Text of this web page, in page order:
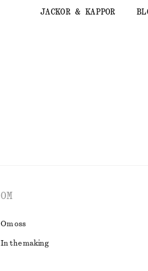
JACKOR & KAPPOR
OM
Om oss
In the making